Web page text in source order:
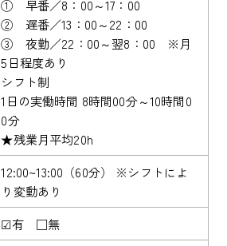
① 早番／8：00～17：00
② 遅番／13：00～22：00
③ 夜勤／22：00～翌8：00 ※月
5日程度あり
シフト制
1日の実働時間 8時間00分～10時間0
0分
★残業月平均20h
12:00~13:00（60分） ※シフトによ
り変動あり
☑有 □無